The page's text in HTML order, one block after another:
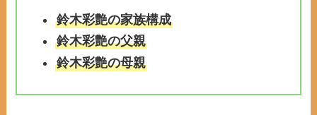
鈴木彩艶の家族構成
鈴木彩艶の父親
鈴木彩艶の母親